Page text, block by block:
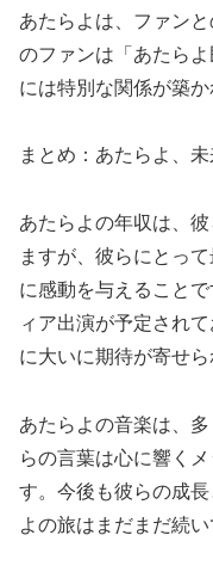
あたらよは、ファン
のファンは「あたら
には特別な関係が築か
まとめ：あたらよ、
あたらよの年収は、
ますが、彼らにとっ
に感動を与えること
ィア出演が予定され
に大いに期待が寄せら
あたらよの音楽は、
らの言葉は心に響く
す。今後も彼らの成
よの旅はまだまだ続い